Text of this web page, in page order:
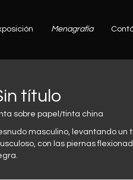
Menagrafía
título
sobre papel/tinta china
masculino, levantando un
con las piernas